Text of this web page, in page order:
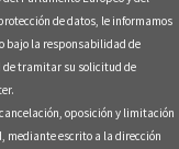
de datos, le informamos
bajo la responsabilidad de
de tramitar su solicitud de
oposición y limitación
mediante escrito a la dirección